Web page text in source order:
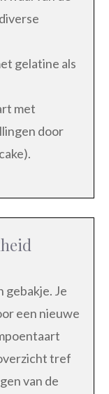
gelatine als
met
door
gebakje. Je
een nieuwe
tref
van de